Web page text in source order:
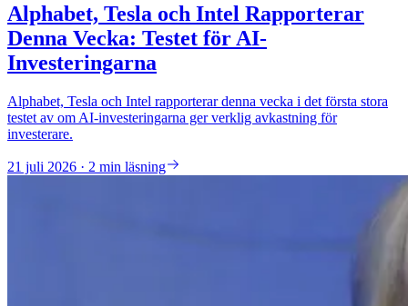
Alphabet, Tesla och Intel Rapporterar
Denna Vecka: Testet för AI-
Investeringarna
Alphabet, Tesla och Intel rapporterar denna vecka i det första stora
testet av om AI-investeringarna ger verklig avkastning för
investerare.
21 juli 2026 · 2 min läsning